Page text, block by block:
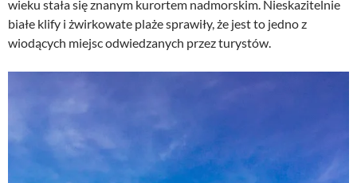
wieku stała się znanym kurortem nadmorskim. Nieskazitelnie
białe klify i żwirkowate plaże sprawiły, że jest to jedno z
wiodących miejsc odwiedzanych przez turystów.